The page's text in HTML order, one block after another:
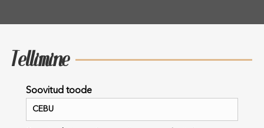
Tellimine
Soovitud toode